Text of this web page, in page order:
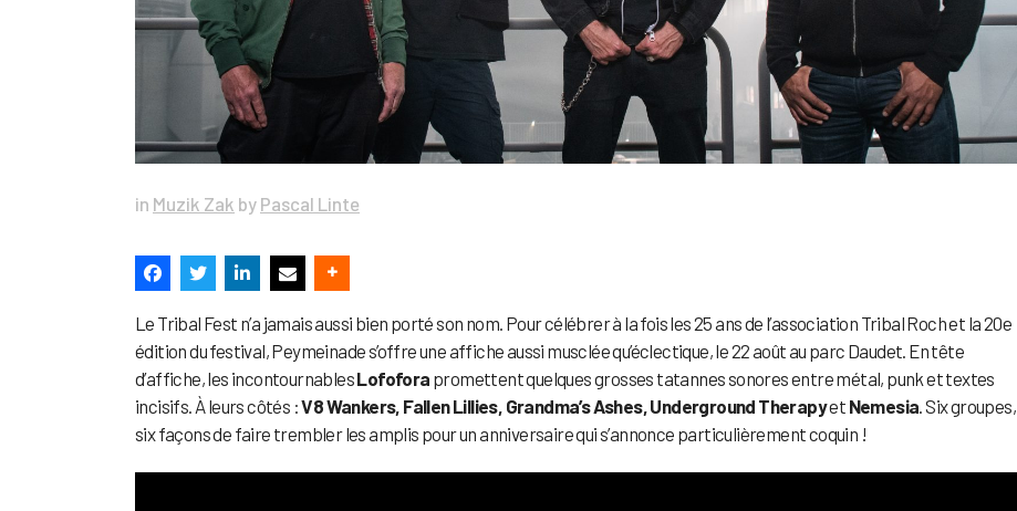
in Muzik Zak by Pascal Linte
Le Tribal Fest n’a jamais aussi bien porté son nom. Pour célébrer à la fois les 25 ans de l’association Tribal Roch et la 20e
édition du festival, Peymeinade s’offre une affiche aussi musclée qu’éclectique, le 22 août au parc Daudet. En tête
d’affiche, les incontournablesLofofora promettent quelques grosses tatannes sonores entre métal, punk et textes
incisifs. À leurs côtés :V8 Wankers, Fallen Lillies, Grandma’s Ashes, Underground Therapyet Nemesia . Six groupes,
six façons de faire trembler les amplis pour un anniversaire qui s’annonce particulièrement coquin !